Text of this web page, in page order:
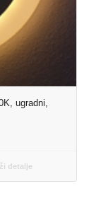
ugradni,
detalje